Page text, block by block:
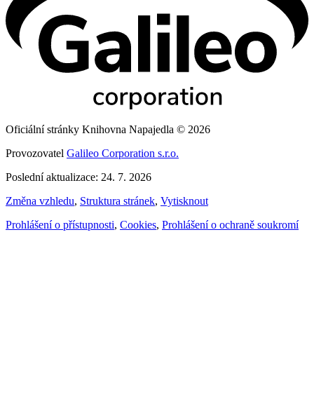
Oficiální stránky Knihovna Napajedla © 2026
Provozovatel Galileo Corporation s.r.o.
Poslední aktualizace: 24. 7. 2026
Změna vzhledu, Struktura stránek, Vytisknout
Prohlášení o přístupnosti, Cookies, Prohlášení o ochraně soukromí